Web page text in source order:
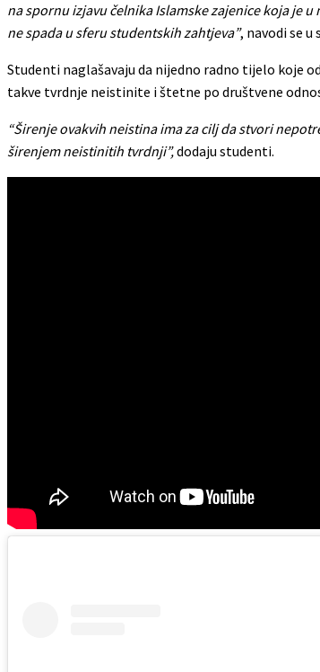
na spornu izjavu čelnika Islamske zajenice koja je
ne spada u sferu studentskih zahtjeva”, navodi se
Studenti naglašavaju da nijedno radno tijelo koje
takve tvrdnje neistinite i štetne po društvene
“Širenje ovakvih neistina ima za cilj da stvori
širenjem neistinitih tvrdnji”,dodaju studenti.